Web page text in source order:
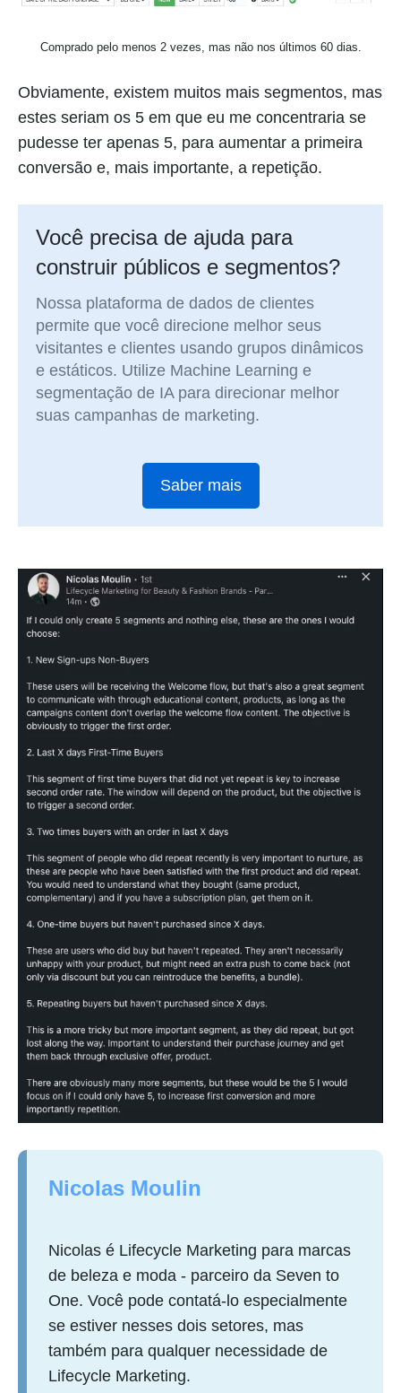
Comprado pelo menos 2 vezes, mas não nos últimos 60 dias.
Obviamente, existem muitos mais segmentos, mas
estes seriam os 5 em que eu me concentraria se
pudesse ter apenas 5, para aumentar a primeira
conversão e, mais importante, a repetição.
Você precisa de ajuda para
construir públicos e segmentos?
Nossa plataforma de dados de clientes
permite que você direcione melhor seus
visitantes e clientes usando grupos dinâmicos
e estáticos. Utilize Machine Learning e
segmentação de IA para direcionar melhor
suas campanhas de marketing.
Saber mais
Nicolas Moulin
Nicolas é Lifecycle Marketing para marcas
de beleza e moda - parceiro da Seven to
One. Você pode contatá-lo especialmente
se estiver nesses dois setores, mas
também para qualquer necessidade de
Lifecycle Marketing.